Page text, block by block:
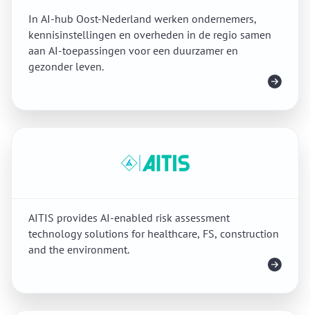
In AI-hub Oost-Nederland werken ondernemers,
kennisinstellingen en overheden in de regio samen
aan AI-toepassingen voor een duurzamer en
gezonder leven.
AITIS provides AI-enabled risk assessment
technology solutions for healthcare, FS, construction
and the environment.